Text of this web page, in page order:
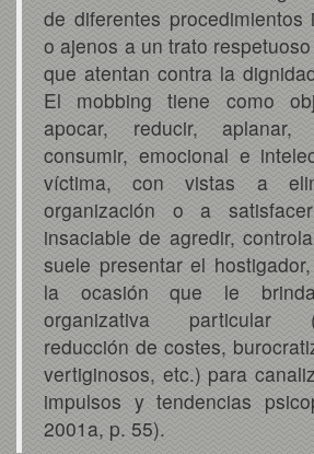
de diferentes procedimientos
o ajenos a un trato
que atentan contra la
El mobbing tiene como
apocar, reducir, aplanar,
consumir, emocional e
víctima, con vistas a
organización o a
insaciable de agredir,
suele presentar el
la ocasión que le
organizativa particular
reducción de costes,
vertiginosos, etc.) para
impulsos y tendencias
2001a, p. 55).